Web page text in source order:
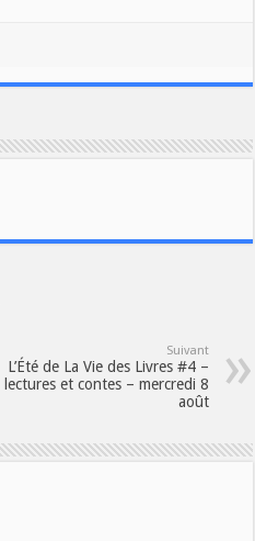
Suivant
L’Été de La Vie des Livres #4 –
lectures et contes – mercredi 8
août